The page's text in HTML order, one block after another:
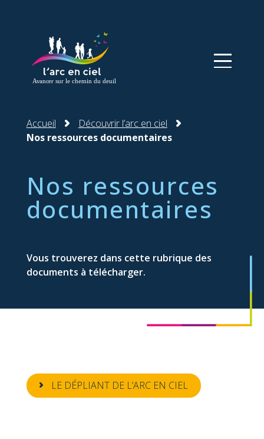
Accueil
Découvrir l’arc en ciel
Nos ressources documentaires
Nos ressources
documentaires
Vous trouverez dans cette rubrique des
documents à télécharger.
LE DÉPLIANT DE L’ARC EN CIEL